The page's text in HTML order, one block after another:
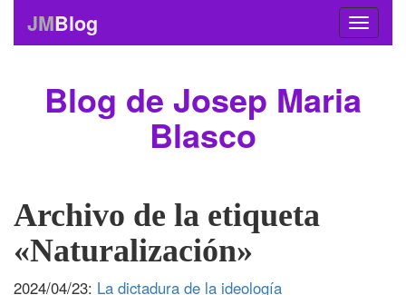
JMBlog
Blog de Josep Maria
Blasco
Archivo de la etiqueta
«Naturalización»
2024/04/23: La dictadura de la ideología